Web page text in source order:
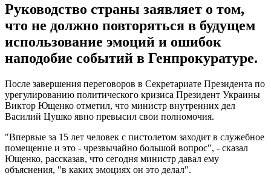
Руководство страны заявляет о том,
что не должно повторяться в будущем
использование эмоций и ошибок
наподобие событий в Генпрокуратуре.
После завершения переговоров в Секретариате Президента по
урегулированию политического кризиса Президент Украины
Виктор Ющенко отметил, что министр внутренних дел
Василий Цушко явно превысил свои полномочия.
"Впервые за 15 лет человек с пистолетом заходит в служебное
помещение и это - чрезвычайно большой вопрос", - сказал
Ющенко, рассказав, что сегодня министр давал ему
объяснения, "в каких эмоциях он это делал".